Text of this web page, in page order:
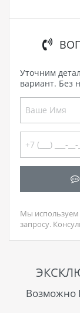
Уточним
вариант. Без
Мы используем
запросу.
Возможно